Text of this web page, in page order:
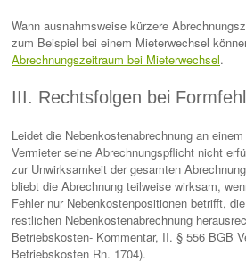
Wann ausnahmsweise kürzere
zum Beispiel bei einem Mieterwechsel
Abrechnungszeitraum bei Mieterwechsel.
III. Rechtsfolgen bei
Leidet die Nebenkostenabrechnung an
Vermieter seine Abrechnungspflicht nicht
zur Unwirksamkeit der gesamten
bliebt die Abrechnung teilweise wirksam,
Fehler nur Nebenkostenpositionen betrifft,
restlichen Nebenkostenabrechnung
Betriebskosten- Kommentar, II. § 556 BGB
Betriebskosten Rn. 1704).